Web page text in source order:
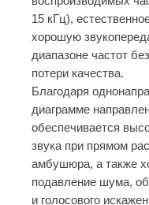
15 кГц),
хорошую
диапазоне частот
потери качества.
Благодаря
диаграмме
обеспечивается
звука при прямом
амбушюра, а также
подавление шума,
и голосового